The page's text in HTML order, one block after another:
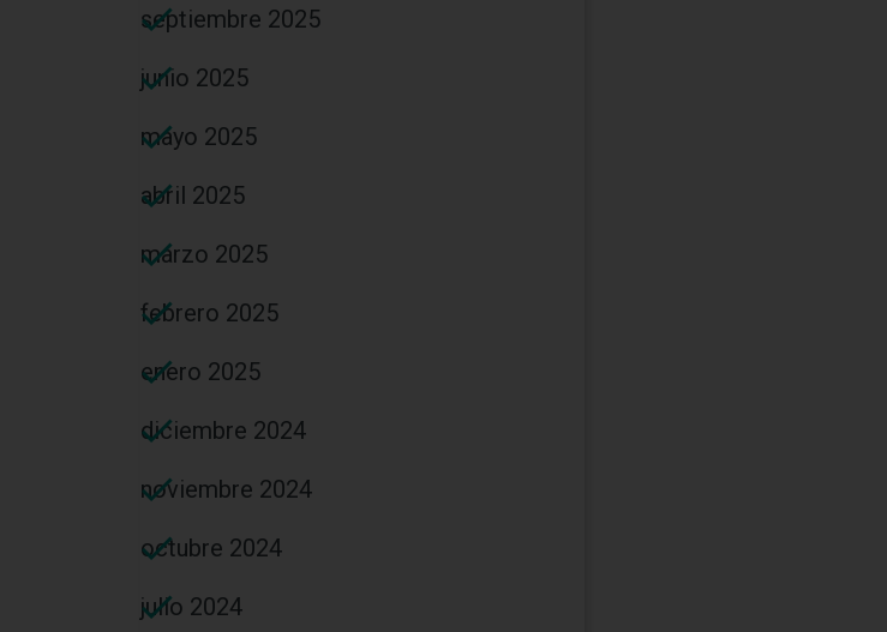
septiembre 2025
junio 2025
mayo 2025
abril 2025
marzo 2025
febrero 2025
enero 2025
diciembre 2024
noviembre 2024
octubre 2024
julio 2024